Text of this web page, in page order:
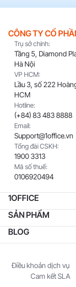
CÔNG TY CỔ
Trụ sở chính:
Tầng 5, Diamond
Hà Nội
VP HCM:
Lầu 3, số 222
HCM
Hotline:
(+84) 83 483 8888
Email:
Support@1office.vn
Tổng đài CSKH:
1900 3313
Mã số thuế:
0106920494
1OFFICE
SẢN PHẨM
BLOG
Điều khoản dịch vụ
Cam kết SLA